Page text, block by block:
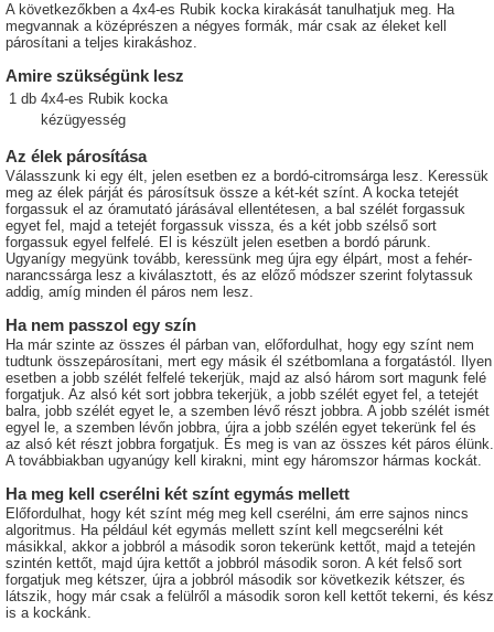
A következőkben a 4x4-es Rubik kocka kirakását tanulhatjuk meg. Ha
megvannak a középrészen a négyes formák, már csak az éleket kell
párosítani a teljes kirakáshoz.
Amire szükségünk lesz
1 db 4x4-es Rubik kocka
kézügyesség
Az élek párosítása
Válasszunk ki egy élt, jelen esetben ez a bordó-citromsárga lesz. Keressük
meg az élek párját és párosítsuk össze a két-két színt. A kocka tetejét
forgassuk el az óramutató járásával ellentétesen, a bal szélét forgassuk
egyet fel, majd a tetejét forgassuk vissza, és a két jobb szélső sort
forgassuk egyel felfelé. El is készült jelen esetben a bordó párunk.
Ugyanígy megyünk tovább, keressünk meg újra egy élpárt, most a fehér-
narancssárga lesz a kiválasztott, és az előző módszer szerint folytassuk
addig, amíg minden él páros nem lesz.
Ha nem passzol egy szín
Ha már szinte az összes él párban van, előfordulhat, hogy egy színt nem
tudtunk összepárosítani, mert egy másik él szétbomlana a forgatástól. Ilyen
esetben a jobb szélét felfelé tekerjük, majd az alsó három sort magunk felé
forgatjuk. Az alsó két sort jobbra tekerjük, a jobb szélét egyet fel, a tetejét
balra, jobb szélét egyet le, a szemben lévő részt jobbra. A jobb szélét ismét
egyel le, a szemben lévőn jobbra, újra a jobb szélén egyet tekerünk fel és
az alsó két részt jobbra forgatjuk. És meg is van az összes két páros élünk.
A továbbiakban ugyanúgy kell kirakni, mint egy háromszor hármas kockát.
Ha meg kell cserélni két színt egymás mellett
Előfordulhat, hogy két színt még meg kell cserélni, ám erre sajnos nincs
algoritmus. Ha például két egymás mellett színt kell megcserélni két
másikkal, akkor a jobbról a második soron tekerünk kettőt, majd a tetején
szintén kettőt, majd újra kettőt a jobbról második soron. A két felső sort
forgatjuk meg kétszer, újra a jobbról második sor következik kétszer, és
látszik, hogy már csak a felülről a második soron kell kettőt tekerni, és kész
is a kockánk.